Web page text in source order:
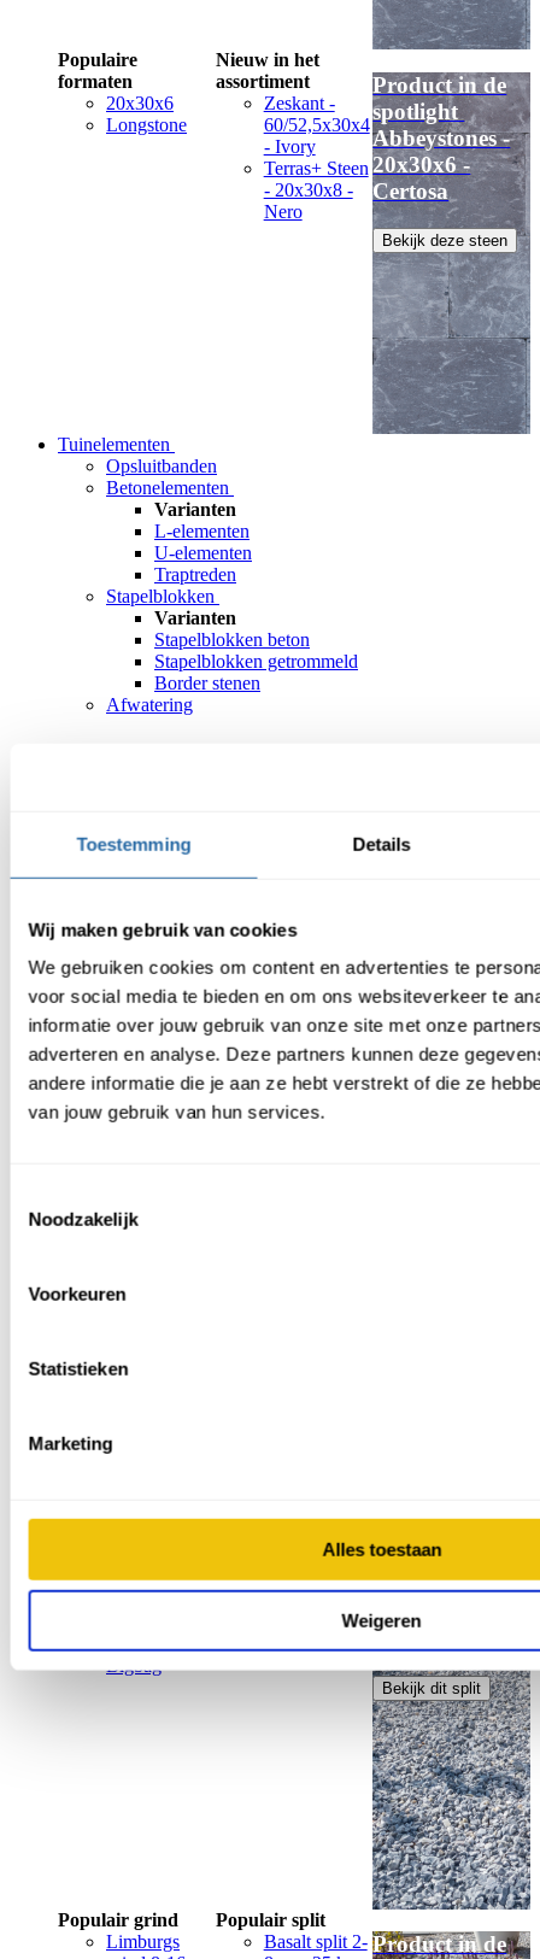
Toestemming Details
Wij maken gebruik van cookies
We gebruiken cookies om content en advertenties te
voor social media te bieden en om ons websiteverkeer te
informatie over jouw gebruik van onze site met onze
adverteren en analyse. Deze partners kunnen deze
andere informatie die je aan ze hebt verstrekt of die ze
van jouw gebruik van hun services.
Noodzakelijk
Voorkeuren
Statistieken
Marketing
Alles toestaan
Weigeren
Populaire
formaten
20x30x6
Longstone
Nieuw in het
assortiment
Zeskant -
60/52,5x30x4
- Ivory
Terras+ Steen
- 20x30x8 -
Nero
Product in de
spotlight
Abbeystones -
20x30x6 -
Certosa
Bekijk deze steen
Tuinelementen
Opsluitbanden
Betonelementen
Varianten
L-elementen
U-elementen
Traptreden
Stapelblokken
Varianten
Stapelblokken beton
Stapelblokken getrommeld
Border stenen
Afwatering
Grind, Zand & Split
Zand
Split
Halfverharding
Grindmatten
mm Bigbag
grind 8-16
16 mm
Bigbag
Basalt split 2-
8 mm 25 kg
split - 8-16
mm - 25 kg
Product in de
spotlight
Arctic blue - 8-
16 mm - 25 kg
Bekijk dit split
Populair grind
Limburgs
Populair split
Basalt split 2- Product in de